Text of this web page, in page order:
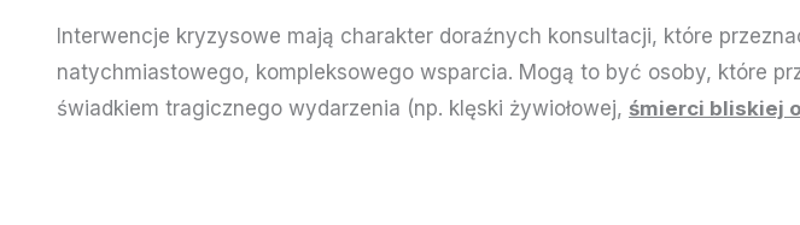
Interwencje kryzysowe mają charakter doraźnych konsultacji, które
natychmiastowego, kompleksowego wsparcia. Mogą to być osoby, które
świadkiem tragicznego wydarzenia (np. klęski żywiołowej, śmierci bliskiej